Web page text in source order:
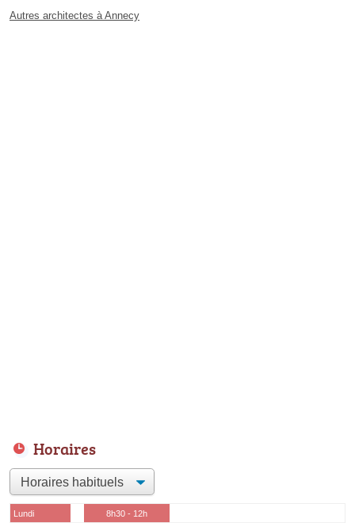
Autres architectes à Annecy
Horaires
Lundi
8h30 - 12h